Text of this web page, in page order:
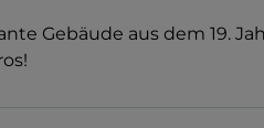
Gebäude aus dem 19.